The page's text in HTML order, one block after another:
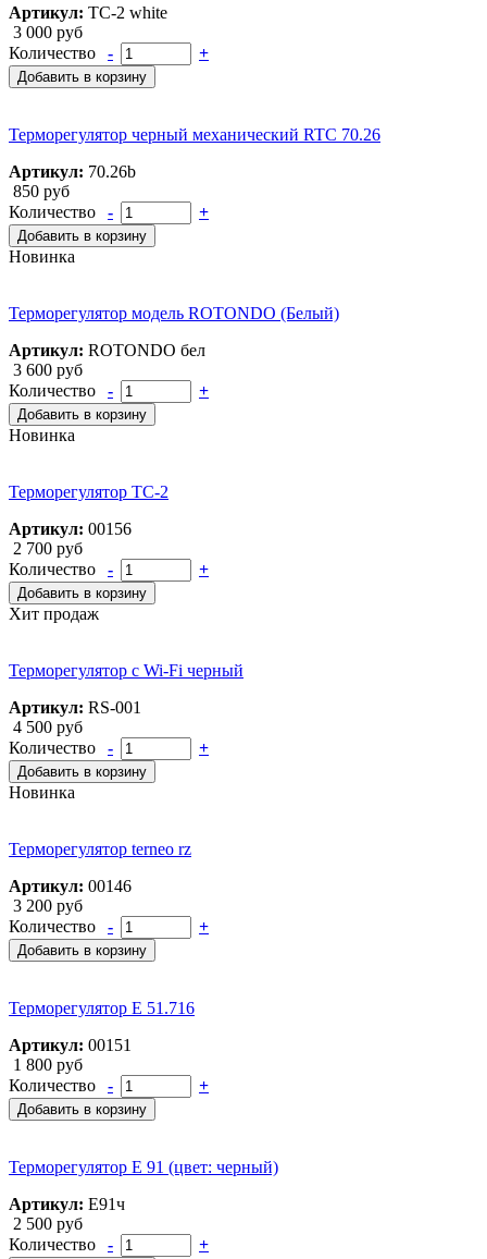
Артикул: ТС-2 white
3 000 руб
Количество
- +
Добавить в корзину
Терморегулятор черный механический RTC 70.26
Артикул: 70.26b
850 руб
Количество
- +
Добавить в корзину
Новинка
Терморегулятор модель ROTONDO (Белый)
Артикул: ROTONDO бел
3 600 руб
Количество
- +
Добавить в корзину
Новинка
Терморегулятор ТС-2
Артикул: 00156
2 700 руб
Количество
- +
Добавить в корзину
Хит продаж
Терморегулятор с Wi-Fi черный
Артикул: RS-001
4 500 руб
Количество
- +
Добавить в корзину
Новинка
Терморегулятор terneo rz
Артикул: 00146
3 200 руб
Количество
- +
Добавить в корзину
Терморегулятор E 51.716
Артикул: 00151
1 800 руб
Количество
- +
Добавить в корзину
Терморегулятор Е 91 (цвет: черный)
Артикул: Е91ч
2 500 руб
Количество
- +